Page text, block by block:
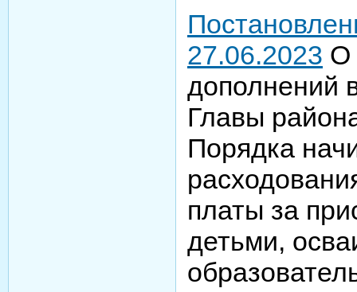
27.06.2023 О
дополнений
Главы
Порядка
платы за
детьми,